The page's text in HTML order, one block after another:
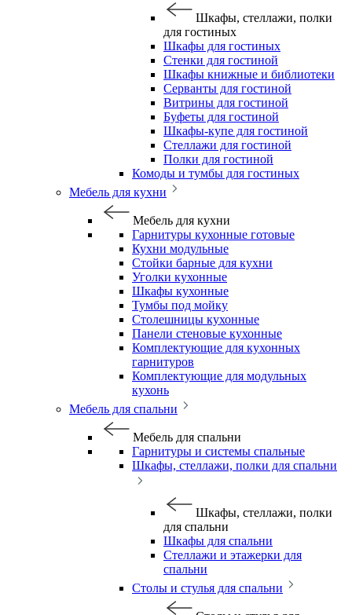
Шкафы, стеллажи, полки
для гостиных
Шкафы для гостиных
Стенки для гостиной
Шкафы книжные и библиотеки
Серванты для гостиной
Витрины для гостиной
Буфеты для гостиной
Шкафы-купе для гостиной
Стеллажи для гостиной
Полки для гостиной
Комоды и тумбы для гостиных
Мебель для кухни
Мебель для кухни
Гарнитуры кухонные готовые
Кухни модульные
Стойки барные для кухни
Уголки кухонные
Шкафы кухонные
Тумбы под мойку
Столешницы кухонные
Панели стеновые кухонные
Комплектующие для кухонных
гарнитуров
Комплектующие для модульных
кухонь
Мебель для спальни
Мебель для спальни
Гарнитуры и системы спальные
Шкафы, стеллажи, полки для спальни
Шкафы, стеллажи, полки
для спальни
Шкафы для спальни
Стеллажи и этажерки для
спальни
Столы и стулья для спальни